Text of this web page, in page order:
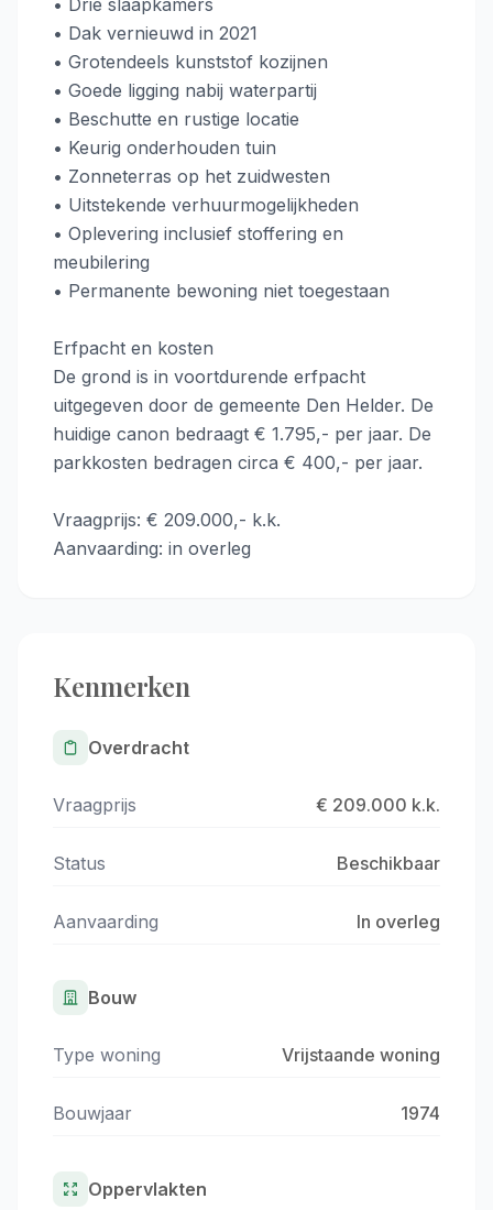
• Drie slaapkamers
• Dak vernieuwd in 2021
• Grotendeels kunststof kozijnen
• Goede ligging nabij waterpartij
• Beschutte en rustige locatie
• Keurig onderhouden tuin
• Zonneterras op het zuidwesten
• Uitstekende verhuurmogelijkheden
• Oplevering inclusief stoffering en
meubilering
• Permanente bewoning niet toegestaan
Erfpacht en kosten
De grond is in voortdurende erfpacht
uitgegeven door de gemeente Den Helder. De
huidige canon bedraagt € 1.795,- per jaar. De
parkkosten bedragen circa € 400,- per jaar.
Vraagprijs: € 209.000,- k.k.
Aanvaarding: in overleg
Kenmerken
Overdracht
Vraagprijs € 209.000 k.k.
Status Beschikbaar
Aanvaarding In overleg
Bouw
Type woning Vrijstaande woning
Bouwjaar 1974
Oppervlakten